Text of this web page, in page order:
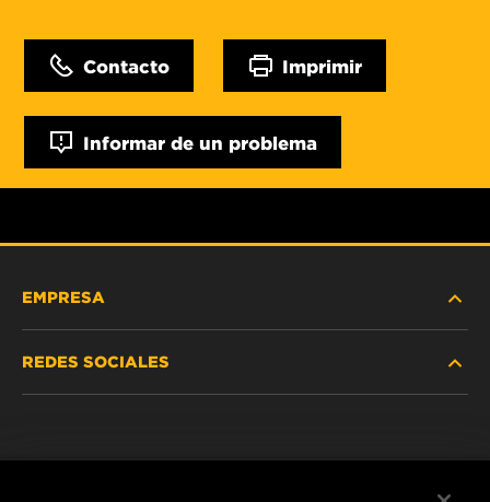
Contacto Imprimir
Informar de un problema
EMPRESA
REDES SOCIALES